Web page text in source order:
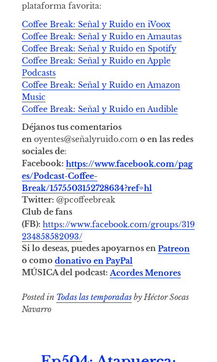
plataforma favorita:
Coffee Break: Señal y Ruido en iVoox
Coffee Break: Señal y Ruido en Amautas
Coffee Break: Señal y Ruido en Spotify
Coffee Break: Señal y Ruido en Apple
Podcasts
Coffee Break: Señal y Ruido en Amazon
Music
Coffee Break: Señal y Ruido en Audible
Déjanos tus comentarios
en oyentes@señalyruido.com o en las redes
sociales de:
Facebook: https://www.facebook.com/pag
es/Podcast-Coffee-
Break/1575503152728634?ref=hl
Twitter: @pcoffeebreak
Club de fans
(FB): https://www.facebook.com/groups/319
234858582093/
Si lo deseas, puedes apoyarnos en Patreon
o como donativo en PayPal
MÚSICA del podcast: Acordes Menores
Posted in Todas las temporadasby Héctor Socas
Navarro